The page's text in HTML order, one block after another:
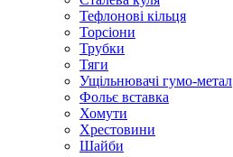
Тефлонові кільця
Торсіони
Трубки
Тяги
Ущільнювачі гумо-метал
Фольє вставка
Хомути
Хрестовини
Шайби